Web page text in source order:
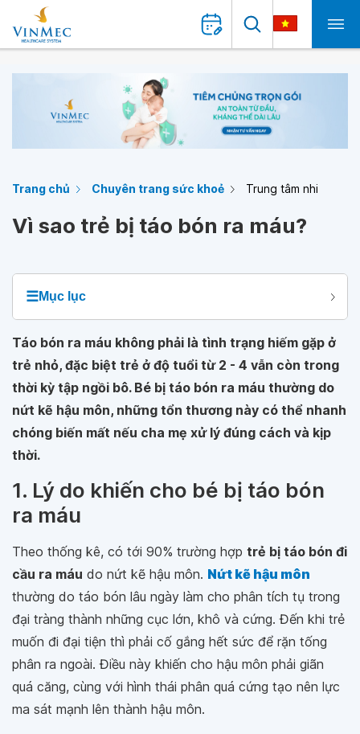
Trang chủ Chuyên trang sức khoẻ Trung tâm nhi
Vì sao trẻ bị táo bón ra máu?
☰Mục lục
Táo bón ra máu không phải là tình trạng hiếm gặp ở
trẻ nhỏ, đặc biệt trẻ ở độ tuổi từ 2 - 4 vẫn còn trong
thời kỳ tập ngồi bô. Bé bị táo bón ra máu thường do
nứt kẽ hậu môn, những tổn thương này có thể nhanh
chóng biến mất nếu cha mẹ xử lý đúng cách và kịp
thời.
1. Lý do khiến cho bé bị táo bón
ra máu
Theo thống kê, có tới 90% trường hợp trẻ bị táo bón đi
cầu ra máu do nứt kẽ hậu môn. Nứt kẽ hậu môn
thường do táo bón lâu ngày làm cho phân tích tụ trong
đại tràng thành những cục lớn, khô và cứng. Đến khi trẻ
muốn đi đại tiện thì phải cố gắng hết sức để rặn tống
phân ra ngoài. Điều này khiến cho hậu môn phải giãn
quá căng, cùng với hình thái phân quá cứng tạo nên lực
ma sát mạnh lên thành hậu môn.